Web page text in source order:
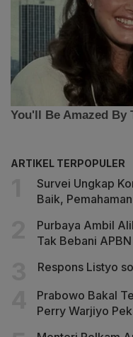
ARTIKEL TERPOPULER
Survei Ungkap
Baik,
Purbaya Ambil
Tak Bebani APBN
Respons Listyo
Prabowo Bakal
Perry Warjiyo